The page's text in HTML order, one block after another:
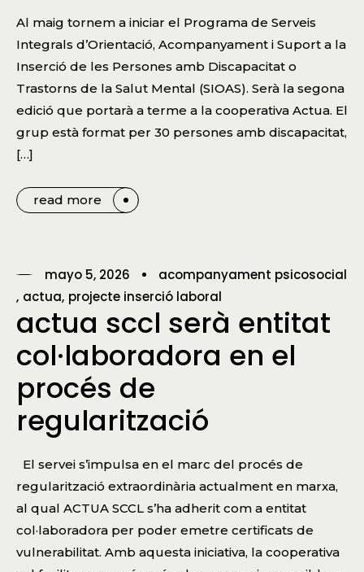
Al maig tornem a iniciar el Programa de Serveis
Integrals d’Orientació, Acompanyament i Suport a la
Inserció de les Persones amb Discapacitat o
Trastorns de la Salut Mental (SIOAS). Serà la segona
edició que portarà a terme a la cooperativa Actua. El
grup està format per 30 persones amb discapacitat,
[…]
read more
mayo 5, 2026
acompanyament psicosocial
actua projecte inserció laboral
actua sccl serà entitat
col·laboradora en el
procés de
regularització
El servei s’impulsa en el marc del procés de
regularització extraordinària actualment en marxa,
al qual ACTUA SCCL s’ha adherit com a entitat
col·laboradora per poder emetre certificats de
vulnerabilitat. Amb aquesta iniciativa, la cooperativa